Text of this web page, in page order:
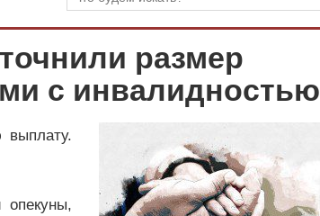
размер
с инвалидностью
опекуны,